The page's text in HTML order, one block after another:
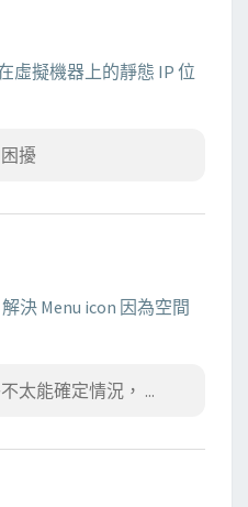
虛擬機器上的靜態 IP 位
擾
決 Menu icon 因為空間
太能確定情況， ...